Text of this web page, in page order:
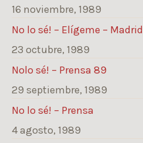
16 noviembre, 1989
No lo sé! – Elígeme – Madrid
23 octubre, 1989
Nolo sé! – Prensa 89
29 septiembre, 1989
No lo sé! – Prensa
4 agosto, 1989